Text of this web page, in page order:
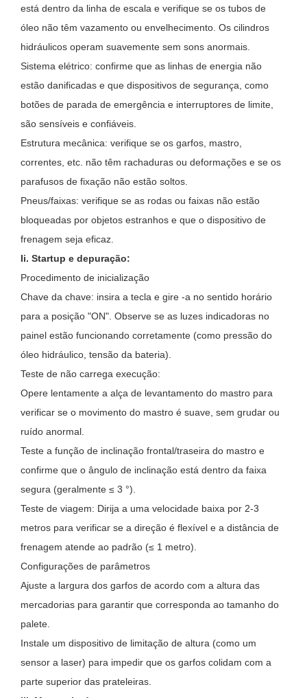
está dentro da linha de escala e verifique se os tubos de
óleo não têm vazamento ou envelhecimento. Os cilindros
hidráulicos operam suavemente sem sons anormais.
Sistema elétrico: confirme que as linhas de energia não
estão danificadas e que dispositivos de segurança, como
botões de parada de emergência e interruptores de limite,
são sensíveis e confiáveis.
Estrutura mecânica: verifique se os garfos, mastro,
correntes, etc. não têm rachaduras ou deformações e se os
parafusos de fixação não estão soltos.
Pneus/faixas: verifique se as rodas ou faixas não estão
bloqueadas por objetos estranhos e que o dispositivo de
frenagem seja eficaz.
Ii. Startup e depuração:
Procedimento de inicialização
Chave da chave: insira a tecla e gire -a no sentido horário
para a posição "ON". Observe se as luzes indicadoras no
painel estão funcionando corretamente (como pressão do
óleo hidráulico, tensão da bateria).
Teste de não carrega execução:
Opere lentamente a alça de levantamento do mastro para
verificar se o movimento do mastro é suave, sem grudar ou
ruído anormal.
Teste a função de inclinação frontal/traseira do mastro e
confirme que o ângulo de inclinação está dentro da faixa
segura (geralmente ≤ 3 °).
Teste de viagem: Dirija a uma velocidade baixa por 2-3
metros para verificar se a direção é flexível e a distância de
frenagem atende ao padrão (≤ 1 metro).
Configurações de parâmetros
Ajuste a largura dos garfos de acordo com a altura das
mercadorias para garantir que corresponda ao tamanho do
palete.
Instale um dispositivo de limitação de altura (como um
sensor a laser) para impedir que os garfos colidam com a
parte superior das prateleiras.